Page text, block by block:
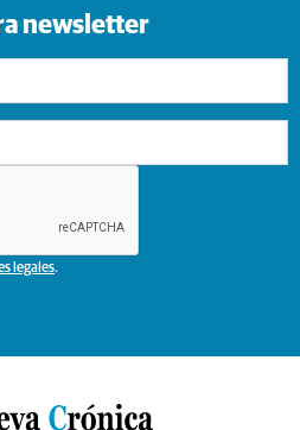
newsletter
legales.